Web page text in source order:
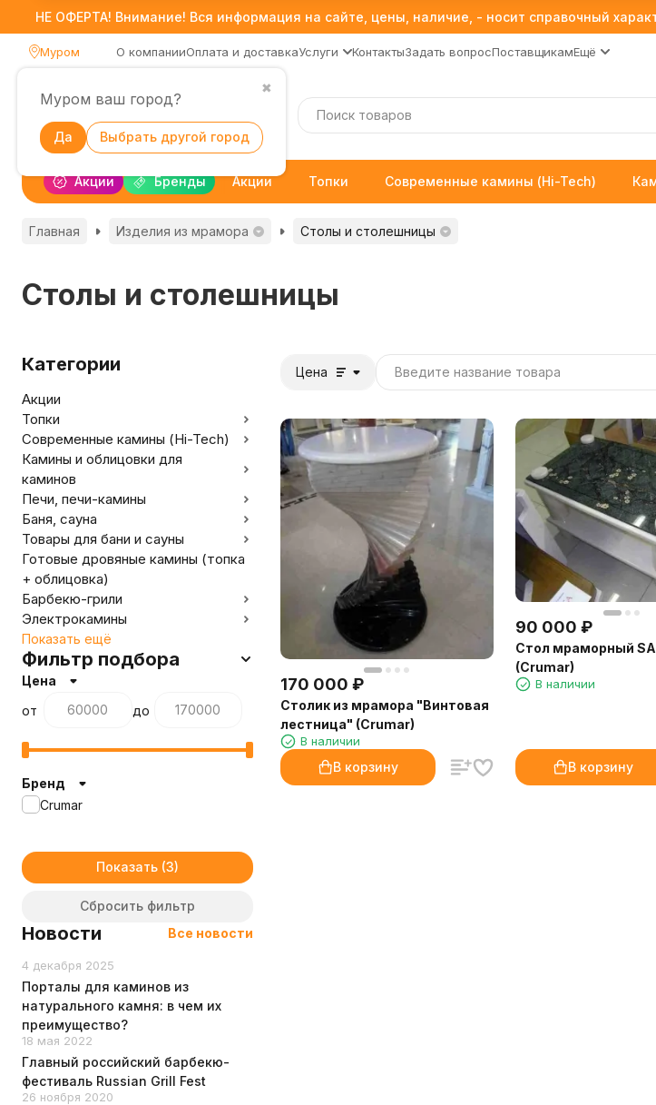
НЕ ОФЕРТА! Внимание! Вся информация на сайте, цены, наличие, - носит справочный
Муром
✖
Муром ваш город?
Да Выбрать другой город
О компанииОплата и доставкаУслуги КонтактыЗадать вопросПоставщикамЕщё
Акции Бренды Акции Топки Современные камины (Hi-Tech)
Главная Изделия из мрамора Столы и столешницы
Столы и столешницы
Цена
170 000 ₽
Столик из мрамора "Винтовая
лестница" (Crumar)
В наличии
В корзину
90 000 ₽
Стол мраморный
(Crumar)
В наличии
В корзину
Категории
Акции
Топки
Современные камины (Hi-Tech)
Камины и облицовки для
каминов
Печи, печи-камины
Баня, сауна
Товары для бани и сауны
Готовые дровяные камины (топка
+ облицовка)
Барбекю-грили
Электрокамины
Показать ещё
Фильтр подбора
Цена
от
до
Бренд
Crumar
Показать
Сбросить фильтр
Новости Все новости
4 декабря 2025
Порталы для каминов из
натурального камня: в чем их
преимущество?
18 мая 2022
Главный российский барбекю-
фестиваль Russian Grill Fest
26 ноября 2020